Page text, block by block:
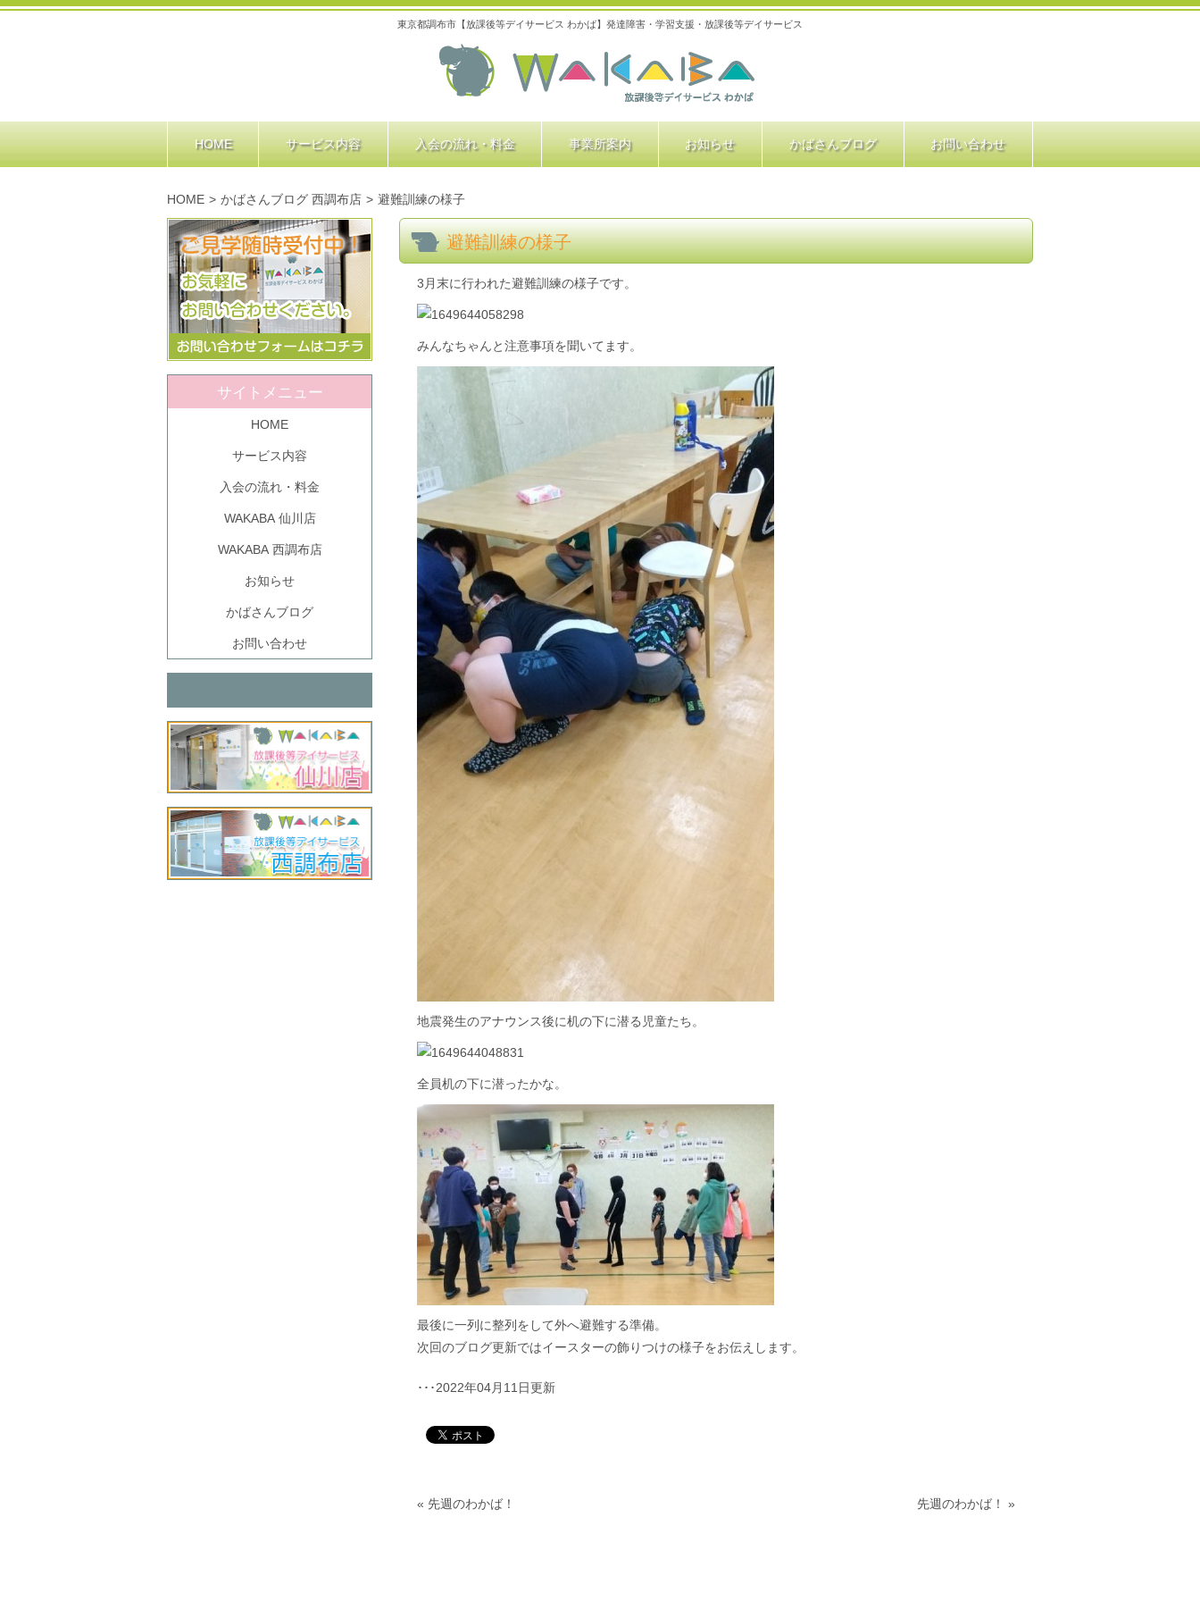
東京都調布市【放課後等デイサービス わかば】発達障害・学習支援・放課後等デイサービス
HOME サービス内容 入会の流れ・料金 事業所案内 お知らせ かばさんブログ お問い合わせ
HOME > かばさんブログ 西調布店 > 避難訓練の様子
避難訓練の様子
3月末に行われた避難訓練の様子です。
みんなちゃんと注意事項を聞いてます。
地震発生のアナウンス後に机の下に潜る児童たち。
全員机の下に潜ったかな。
最後に一列に整列をして外へ避難する準備。
次回のブログ更新ではイースターの飾りつけの様子をお伝えします。
･･･2022年04月11日更新
« 先週のわかば！ 先週のわかば！ »
サイトメニュー
HOME
サービス内容
入会の流れ・料金
WAKABA 仙川店
WAKABA 西調布店
お知らせ
かばさんブログ
お問い合わせ